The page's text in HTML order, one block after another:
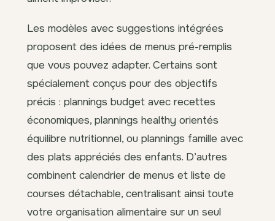
Les modèles avec suggestions intégrées
proposent des idées de menus pré-remplis
que vous pouvez adapter. Certains sont
spécialement conçus pour des objectifs
précis : plannings budget avec recettes
économiques, plannings healthy orientés
équilibre nutritionnel, ou plannings famille avec
des plats appréciés des enfants. D’autres
combinent calendrier de menus et liste de
courses détachable, centralisant ainsi toute
votre organisation alimentaire sur un seul